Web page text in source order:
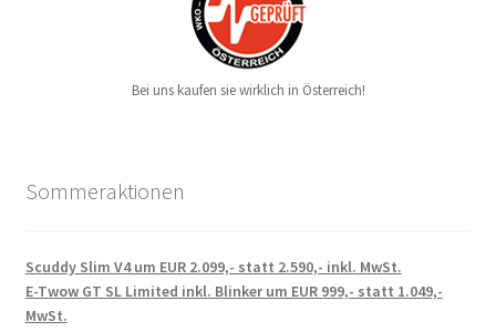
Bei uns kaufen sie wirklich in Österreich!
Sommeraktionen
Scuddy Slim V4 um EUR 2.099,- statt 2.590,- inkl. MwSt.
E-Twow GT SL Limited inkl. Blinker um EUR 999,- statt 1.049,-
MwSt.